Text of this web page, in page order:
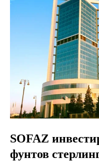
SOFAZ
фунтов